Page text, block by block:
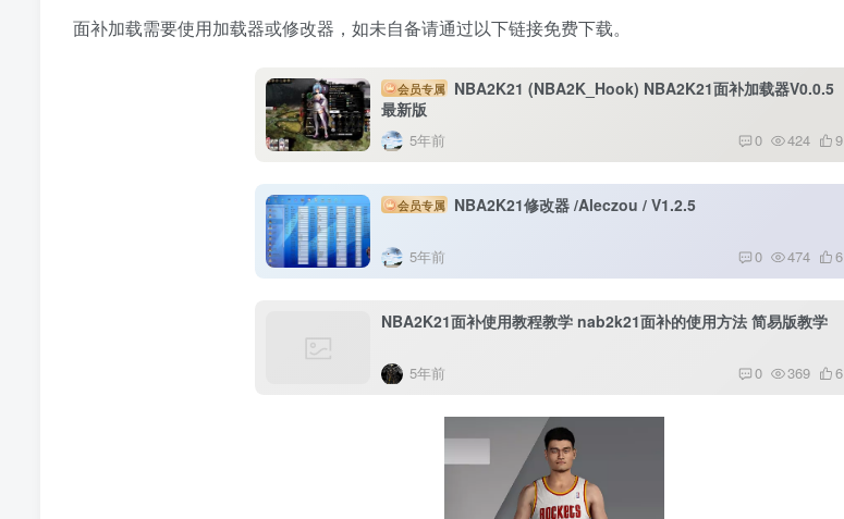
面补加载需要使用加载器或修改器，如未自备请通过以下链接免费下载。
会员专属 NBA2K21 (NBA2K_Hook) NBA2K21面补加载器V0.0.5
最新版
5年前 0 424 9
会员专属 NBA2K21修改器 /Aleczou / V1.2.5
5年前 0 474 6
NBA2K21面补使用教程教学 nab2k21面补的使用方法 简易版教学
5年前 0 369 6